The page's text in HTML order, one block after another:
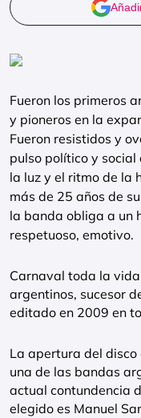
Fueron los primeros
y pioneros en la
Fueron resistidos y
pulso político y
la luz y el ritmo de la
más de 25 años de
la banda obliga a un
respetuoso, emotivo.
Carnaval toda la
argentinos, sucesor
editado en 2009 en
La apertura del
una de las bandas
actual contundencia
elegido es Manuel